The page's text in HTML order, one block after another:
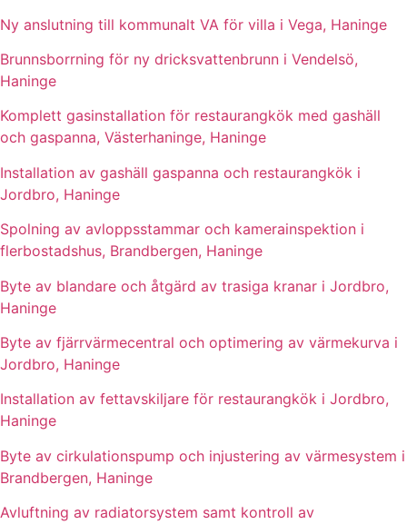
Ny anslutning till kommunalt VA för villa i Vega, Haninge
Brunnsborrning för ny dricksvattenbrunn i Vendelsö,
Haninge
Komplett gasinstallation för restaurangkök med gashäll
och gaspanna, Västerhaninge, Haninge
Installation av gashäll gaspanna och restaurangkök i
Jordbro, Haninge
Spolning av avloppsstammar och kamerainspektion i
flerbostadshus, Brandbergen, Haninge
Byte av blandare och åtgärd av trasiga kranar i Jordbro,
Haninge
Byte av fjärrvärmecentral och optimering av värmekurva i
Jordbro, Haninge
Installation av fettavskiljare för restaurangkök i Jordbro,
Haninge
Byte av cirkulationspump och injustering av värmesystem i
Brandbergen, Haninge
Avluftning av radiatorsystem samt kontroll av